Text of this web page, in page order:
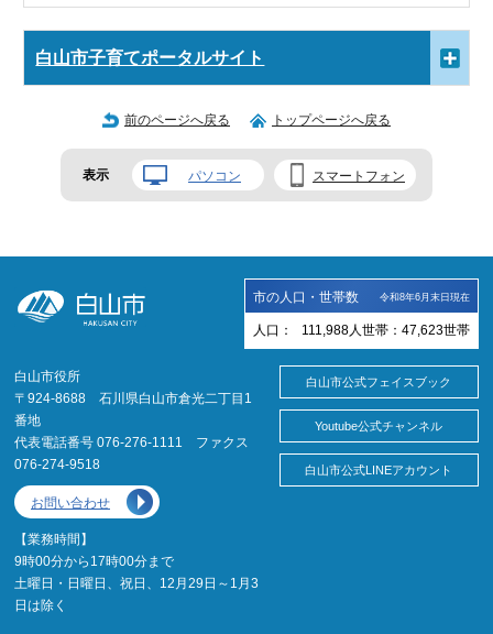
白山市子育てポータルサイト
前のページへ戻る トップページへ戻る
表示 パソコン スマートフォン
市の人口・世帯数 令和8年6月末日現在
人口： 111,988 人 世帯： 47,623世帯
白山市役所
〒924-8688 石川県白山市倉光二丁目1
番地
代表電話番号 076-276-1111 ファクス
076-274-9518
お問い合わせ
【業務時間】
9時00分から17時00分まで
土曜日・日曜日、祝日、12月29日～1月3
日は除く
白山市公式フェイスブック
Youtube公式チャンネル
白山市公式LINEアカウント